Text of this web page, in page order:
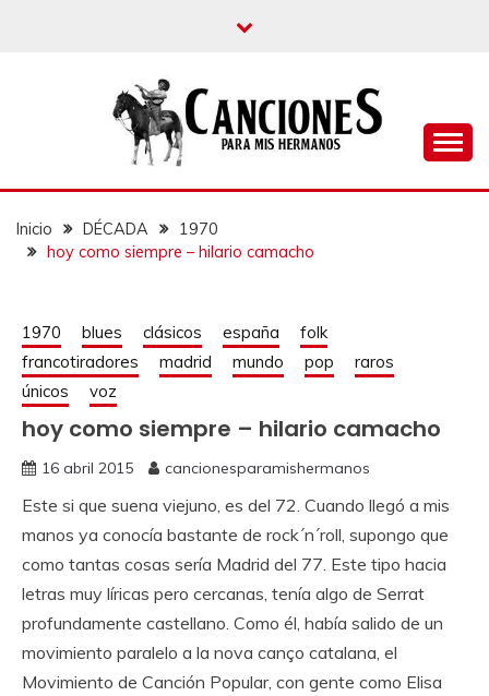
CANCIONES PARA
MIS HERMANOS
Inicio DÉCADA
1970
hoy como siempre – hilario camacho
1970 blues clásicos españa
folk
francotiradores
madrid mundo pop
raros
únicos
voz
hoy como siempre – hilario camacho
16 abril 2015 cancionesparamishermanos
Este si que suena viejuno, es del 72. Cuando llegó a mis
manos ya conocía bastante de rock´n´roll, supongo que
como tantas cosas sería Madrid del 77. Este tipo hacia
letras muy líricas pero cercanas, tenía algo de Serrat
profundamente castellano. Como él, había salido de un
movimiento paralelo a la nova canço catalana, el
Movimiento de Canción Popular, con gente como Elisa